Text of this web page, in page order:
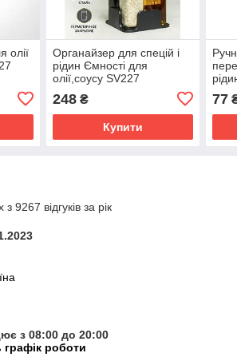
олії
Органайзер для спецій і
рідин Ємності для
олії,соусу SV227
248₴
Купити
77
9267 відгуків за рік
з 08:00 до 20:00
графік роботи